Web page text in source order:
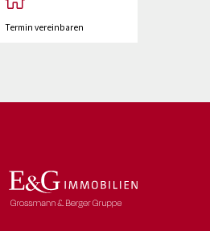
Termin vereinbaren